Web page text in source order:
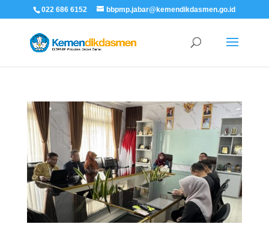
022 686 6152 bbpmp.jabar@kemendikdasmen.go.id